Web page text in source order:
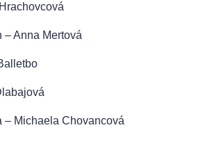
– Anna Mertová
– Michaela Chovancová